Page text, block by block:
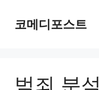
코메디포스트
범죄 분석